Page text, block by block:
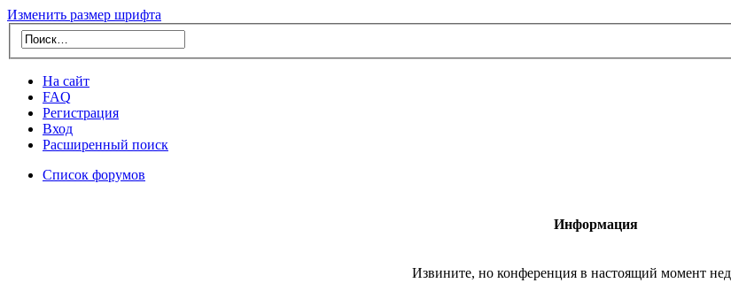
Изменить размер шрифта
На сайт
FAQ
Регистрация
Вход
Расширенный поиск
Список форумов
Информация
Извините, но конференция в настоящий момент